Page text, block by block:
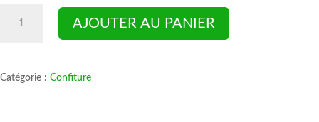
de
lait
AJOUTER AU PANIER
Catégorie : Confiture